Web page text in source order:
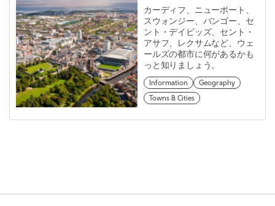
カーディフ、ニューポート、
スウォンジー、バンゴー、セ
ント・デイビッズ、セント・
アサフ、レクサムなど、ウェ
ールズの都市に何があるかも
っと知りましょう。
Information
Geography
Towns & Cities